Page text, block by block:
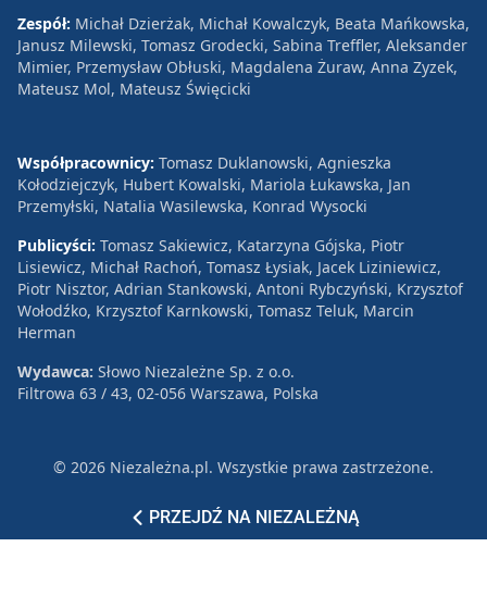
PRZEJDŹ NA NIEZALEŻNĄ
Zespół: Michał Dzierżak, Michał Kowalczyk, Beata Mańkowska,
Janusz Milewski, Tomasz Grodecki, Sabina Treffler, Aleksander
Mimier, Przemysław Obłuski, Magdalena Żuraw, Anna Zyzek,
Mateusz Mol, Mateusz Święcicki
Współpracownicy: Tomasz Duklanowski, Agnieszka
Kołodziejczyk, Hubert Kowalski, Mariola Łukawska, Jan
Przemyłski, Natalia Wasilewska, Konrad Wysocki
Publicyści: Tomasz Sakiewicz, Katarzyna Gójska, Piotr
Lisiewicz, Michał Rachoń, Tomasz Łysiak, Jacek Liziniewicz,
Piotr Nisztor, Adrian Stankowski, Antoni Rybczyński, Krzysztof
Wołodźko, Krzysztof Karnkowski, Tomasz Teluk, Marcin
Herman
Wydawca: Słowo Niezależne Sp. z o.o.
Filtrowa 63 / 43, 02-056 Warszawa, Polska
© 2026 Niezależna.pl. Wszystkie prawa zastrzeżone.
PatronatReklama Polityka prywatności